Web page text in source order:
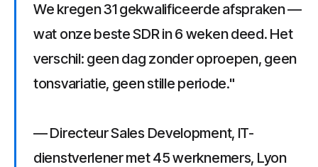
We kregen 31 gekwalificeerde afspraken —
wat onze beste SDR in 6 weken deed. Het
verschil: geen dag zonder oproepen, geen
tonsvariatie, geen stille periode."
— Directeur Sales Development, IT-
dienstverlener met 45 werknemers, Lyon